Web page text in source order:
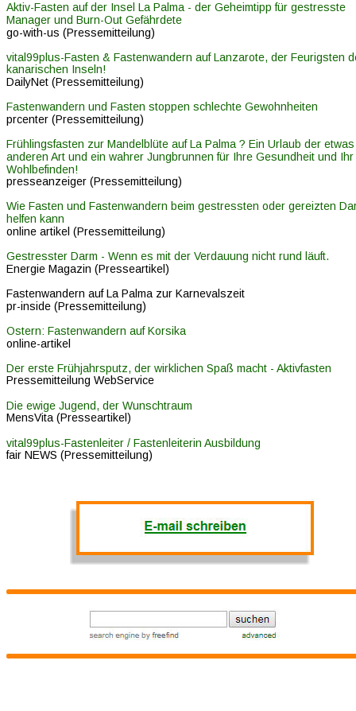
Aktiv-Fasten auf der Insel La Palma - der Geheimtipp für gestresste
Manager und Burn-Out Gefährdete
go-with-us (Pressemitteilung)
vital99plus-Fasten & Fastenwandern auf Lanzarote, der Feurigsten
kanarischen Inseln!
DailyNet (Pressemitteilung)
Fastenwandern und Fasten stoppen schlechte Gewohnheiten
prcenter (Pressemitteilung)
Frühlingsfasten zur Mandelblüte auf La Palma ? Ein Urlaub der
anderen Art und ein wahrer Jungbrunnen für Ihre Gesundheit und Ihr
Wohlbefinden!
presseanzeiger (Pressemitteilung)
Wie Fasten und Fastenwandern beim gestressten oder gereizten
helfen kann
online artikel (Pressemitteilung)
Gestresster Darm - Wenn es mit der Verdauung nicht rund läuft.
Energie Magazin (Presseartikel)
Fastenwandern auf La Palma zur Karnevalszeit
pr-inside (Pressemitteilung)
Ostern: Fastenwandern auf Korsika
online-artikel
Der erste Frühjahrsputz, der wirklichen Spaß macht - Aktivfasten
Pressemitteilung WebService
Die ewige Jugend, der Wunschtraum
MensVita (Presseartikel)
vital99plus-Fastenleiter / Fastenleiterin Ausbildung
fair NEWS (Pressemitteilung)